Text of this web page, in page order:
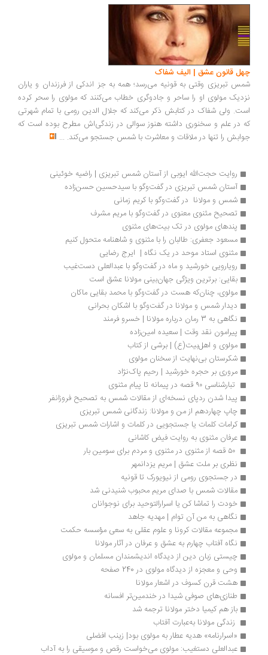
چهل قانون عشق | الیف شفاک
شمس تبریزی وقتی به قونیه می‌رسد؛ همه به جز اندکی از فرزندان و یاران
نزدیک مولوی او را ساحر و جادوگری خطاب می‌کنند که مولوی را سحر کرده
است. ولی شفاک در کتابش ذکر می‌کند که جلال الدین رومی با تمام شهرتی
که در علم و سخنوری داشته هنوز سوالی در زندگی‌اش مطرح بوده است که
جوابش را تنها در ملاقات و معاشرت با شمس جستجو می‌کند. ...
روایت حجت‌الله ایوبی از آستان شمس تبریزی | راضیه خوئینی
آستان شمس تبریزی در گفت‌وگو با سیدحسین حسن‌زاده
شمس و مولانا  در گفت‌وگو با کریم زمانی
تصحیح مثنوی معنوی در گفت‌وگو با مریم مشرف
پندهای مولوی در تک بیت‌های مثنوی
مسعود جعفری: طالبان را با مثنوی و شاهنامه متحول کنیم
مثنوی استاد موحد در یک نگاه |  ایرج رضایی
رویارویی خورشید و ماه در گفت‌وگو با عبدالعلی دست‌غیب
بقایی: برترین ویژگی جهان‌بینی مولانا عشق است
مولوی، چنان‌که هست در گفت‌وگو با محمد بقایی ماکان
دیدار شمس و مولانا در گفت‌وگو با اشکان بحرانی
نگاهی به 3 رمان درباره مولانا | خسرو فرمند
پیرامون نقد وقت | سعیده امین‌زاده
مولوی و اهل‌بیت(ع) | برشی از کتاب
شکرستان بی‌نهایت از سخنان مولوی
مروری بر حجره خورشید | رحیم پاک‌نژاد
تبارشناسی ۹۰ قصه‌ در پیمانه تا پیام مثنوی
پیدا شدن ردپای نسخه‌ای از مقالات شمس به تصحیح فروزانفر
چاپ چهاردهم از من و مولانا: زندگانی شمس تبریزی
کرامات کلمات یا جستجویی در کلمات و اشارات شمس تبریزی
عرفان مثنوی به روایت فیض کاشانی
نظری بر ملت عشق | مریم یزدانمهر
در جستجوی رومی از نیویورک تا قونیه
مقالات شمس با صدای مریم محبوب شنیدنی شد
خودت را تماشا کن یا اسرارالتوحید برای نوجوانان
نگاهی به من آن توام | مهدیه جاهد
مجموعه مقالات کرونا و علوم عقلی به سعی مؤسسه حکمت
نگاه آفتاب چهارم به عشق و عرفان در آثار مولانا
چیستی زبان دین از دیدگاه اندیشمندان مسلمان و مولوی
وحی و معجزه از دیدگاه مولوی در 240 صفحه
هشت قرن کسوف در اشعار مولانا
طنازی‌های صوفی شیدا در خندمین‌تر افسانه
باز هم کیمیا دختر مولانا ترجمه شد
زندگی مولانا به‌عبارت آفتاب
«اسرارنامه» هدیه عطار به مولوی بود| زینب افضلی